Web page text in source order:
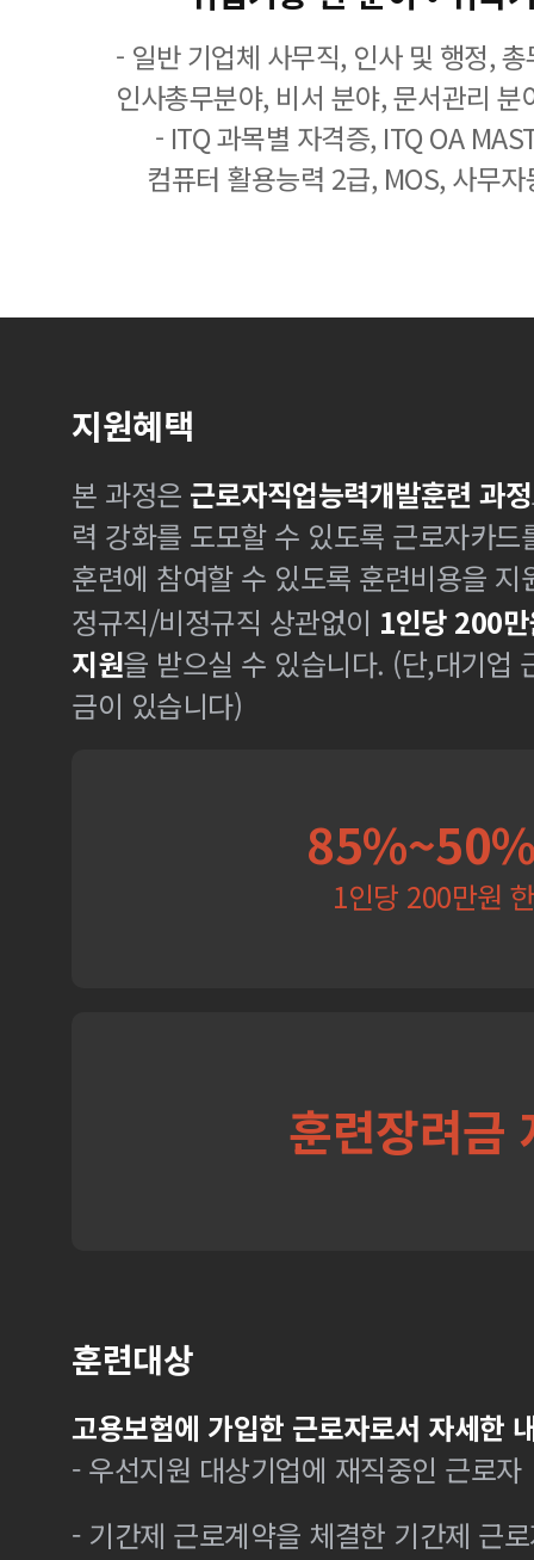
- 일반 기업체 사무직, 인사 및 행정,
인사총무분야, 비서 분야, 문서관리
- ITQ 과목별 자격증, ITQ OA
컴퓨터 활용능력 2급, MOS, 사무
지원혜택
본 과정은 근로자직업능력개발훈련 과정
력 강화를 도모할 수 있도록 근로자카
훈련에 참여할 수 있도록 훈련비용을 지
정규직/비정규직 상관없이 1인당 200
지원을 받으실 수 있습니다. (단,대기업
금이 있습니다)
1인당 200만원
훈련장려금
훈련대상
고용보험에 가입한 근로자로서 자세한
- 우선지원 대상기업에 재직중인 근로자
- 기간제 근로계약을 체결한 기간제 근